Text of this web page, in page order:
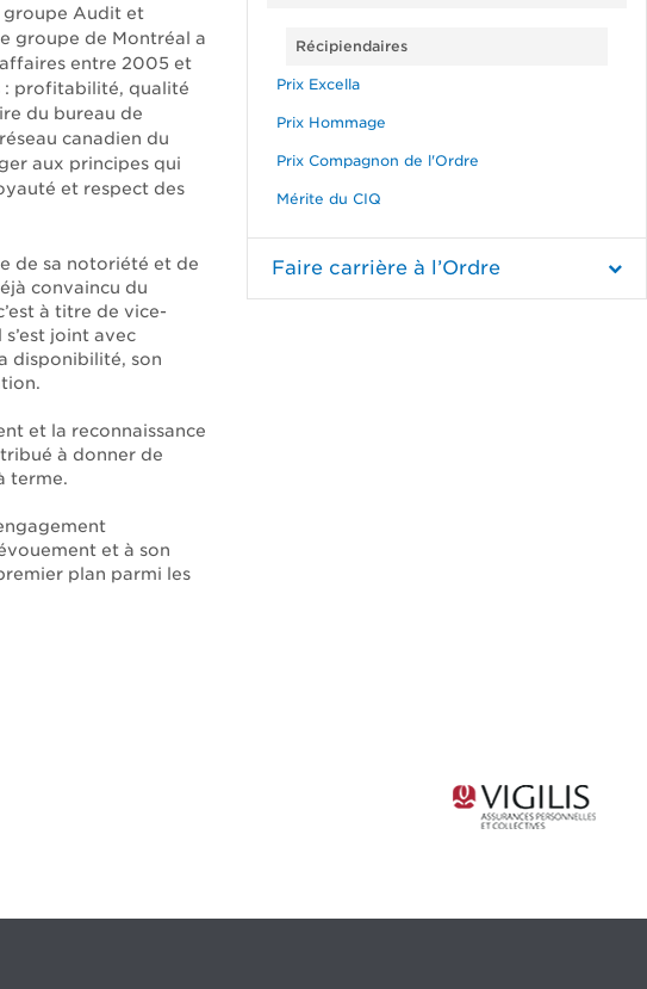
groupe Audit et
groupe de Montréal a
entre 2005 et
: profitabilité, qualité
du bureau de
canadien du
aux principes qui
et respect des
de sa notoriété et de
convaincu du
à titre de vice-
joint avec
disponibilité, son
et la reconnaissance
à donner de
terme.
et à son
plan parmi les
Récipiendaires
Prix Excella
Prix Hommage
Prix Compagnon de l'Ordre
Mérite du CIQ
Faire carrière à l’Ordre